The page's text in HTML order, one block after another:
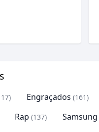
Engraçados (161)
Rap (137) Samsung